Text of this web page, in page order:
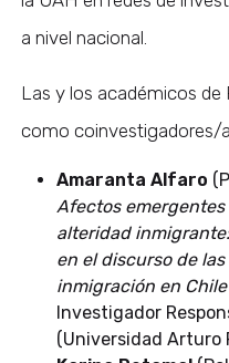
a nivel nacional.
Las y los académicos de
como coinvestigadores/
Amaranta Alfaro
Afectos
alteridad
en el discurso de
inmigración en
Investigador
(Universidad Arturo